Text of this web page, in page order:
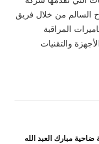
السالم من خلال فريق
المراقبة
والتقنيات
مبارك العبد الله